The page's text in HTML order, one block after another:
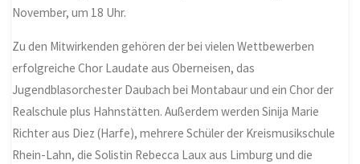
November, um 18 Uhr.
Zu den Mitwirkenden gehören der bei vielen Wettbewerben
erfolgreiche Chor Laudate aus Oberneisen, das
Jugendblasorchester Daubach bei Montabaur und ein Chor der
Realschule plus Hahnstätten. Außerdem werden Sinija Marie
Richter aus Diez (Harfe), mehrere Schüler der Kreismusikschule
Rhein-Lahn, die Solistin Rebecca Laux aus Limburg und die